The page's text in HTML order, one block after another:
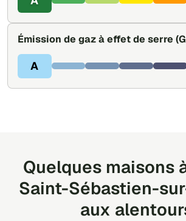
Émission de gaz à effet de serre
A
Quelques maisons
Saint-Sébastien-
aux